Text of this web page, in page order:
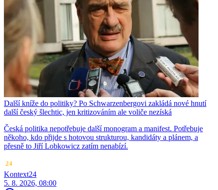
Další kníže do politiky? Po Schwarzenbergovi zakládá nové hnutí
další český šlechtic, jen kritizováním ale voliče nezíská
Česká politika nepotřebuje další monogram a manifest. Potřebuje
někoho, kdo přijde s hotovou strukturou, kandidáty a plánem, a
přesně to Jiří Lobkowicz zatím nenabízí.
Kontext24
5. 8. 2026, 08:00